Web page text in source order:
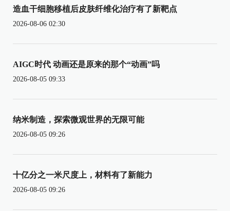
造血干细胞移植后皮肤纤维化治疗有了新靶点
2026-08-06 02:30
AIGC时代 动画还是原来的那个“动画”吗
2026-08-05 09:33
纳米制造，探索微观世界的无限可能
2026-08-05 09:26
十亿分之一米尺度上，材料有了新能力
2026-08-05 09:26